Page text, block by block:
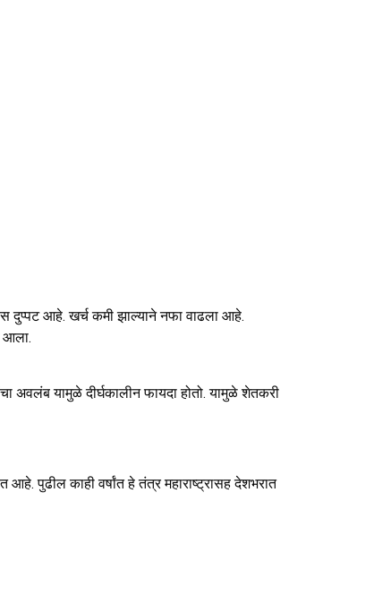
दुप्पट आहे. खर्च कमी झाल्याने नफा वाढला आहे.
आला.
अवलंब यामुळे दीर्घकालीन फायदा होतो. यामुळे शेतकरी
पुढील काही वर्षांत हे तंत्र महाराष्ट्रासह देशभरात